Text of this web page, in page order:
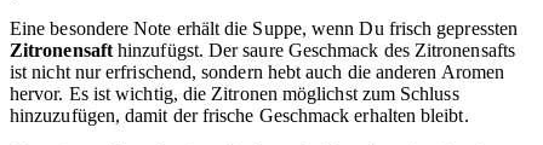
Eine besondere Note erhält die Suppe, wenn Du frisch gepressten
Zitronensafthinzufügst. Der saure Geschmack des Zitronensafts
ist nicht nur erfrischend, sondern hebt auch die anderen Aromen
hervor. Es ist wichtig, die Zitronen möglichst zum Schluss
hinzuzufügen, damit der frische Geschmack erhalten bleibt.